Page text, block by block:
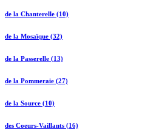
de la Chanterelle (10)
de la Mosaïque (32)
de la Passerelle (13)
de la Pommeraie (27)
de la Source (10)
des Coeurs-Vaillants (16)